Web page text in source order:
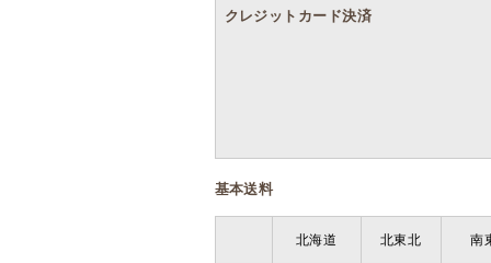
クレジットカード決済
基本送料
北海道 北東北 南